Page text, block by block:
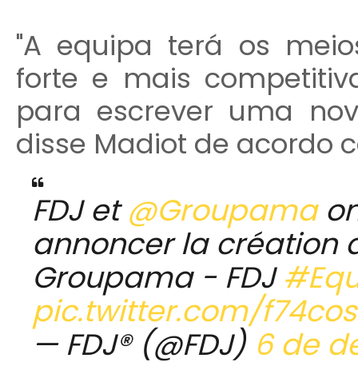
"A equipa terá os
forte e mais
para escrever uma
disse Madiot de acordo
FDJ et@Groupama
annoncer la création
Groupama - FDJ
pic.twitter.com/
— FDJ® (@FDJ) 6 de